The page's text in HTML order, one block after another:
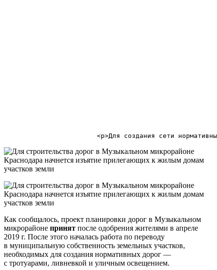
Как сообщалось, проект планировки дорог в Музыкальном
микрорайоне принят после одобрения жителями в апреле
2019 г. После этого началась работа по переводу
в муниципальную собственность земельных участков,
необходимых для создания нормативных дорог —
с тротуарами, ливневкой и уличным освещением.